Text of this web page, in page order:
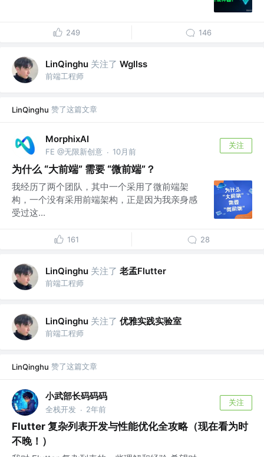
249 146
LinQinghu 关注了 Wgllss
前端工程师
LinQinghu 赞了这篇文章
MorphixAI
FE @无限新创意 · 10月前
关注
为什么 “大前端” 需要 “微前端”？
我经历了两个团队，其中一个采用了微前端架
构，一个没有采用前端架构，正是因为我亲身感
受过这...
161 28
LinQinghu 关注了 老孟Flutter
前端工程师
LinQinghu 关注了 优雅实践实验室
前端工程师
LinQinghu 赞了这篇文章
小武部长码码码
全栈开发 · 2年前
关注
Flutter 复杂列表开发与性能优化全攻略（现在看为时
不晚！）